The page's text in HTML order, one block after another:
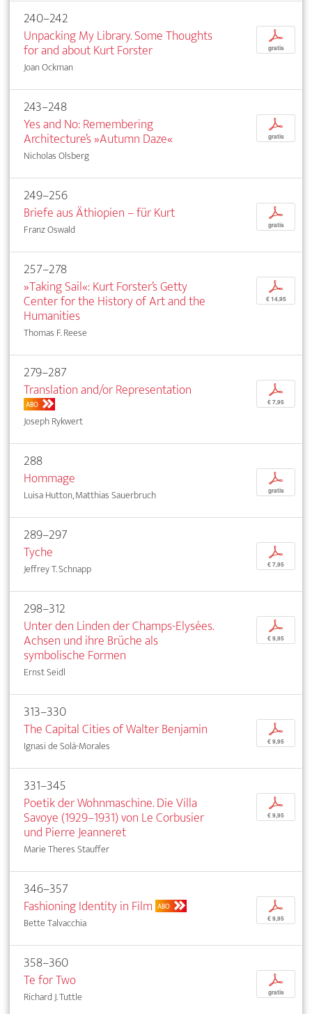
240–242
Unpacking My Library. Some Thoughts
for and about Kurt Forster
Joan Ockman
p
gratis
243–248
Yes and No: Remembering
Architecture’s »Autumn Daze«
Nicholas Olsberg
p
gratis
249–256
Briefe aus Äthiopien – für Kurt
Franz Oswald
p
gratis
257–278
»Taking Sail«: Kurt Forster’s Getty
Center for the History of Art and the
Humanities
Thomas F. Reese
p
€ 14,95
279–287
Translation and/or Representation
ABO
Joseph Rykwert
p
€ 7,95
288
Hommage
Luisa Hutton, Matthias Sauerbruch
p
gratis
289–297
Tyche
Jeffrey T. Schnapp
p
€ 7,95
298–312
Unter den Linden der Champs-Elysées.
Achsen und ihre Brüche als
symbolische Formen
Ernst Seidl
p
€ 9,95
313–330
The Capital Cities of Walter Benjamin
Ignasi de Solà-Morales
p
€ 9,95
331–345
Poetik der Wohnmaschine. Die Villa
Savoye (1929–1931) von Le Corbusier
und Pierre Jeanneret
Marie Theres Stauffer
p
€ 9,95
346–357
Fashioning Identity in Film ABO
Bette Talvacchia
p
€ 9,95
358–360
Te for Two
Richard J. Tuttle
p
gratis